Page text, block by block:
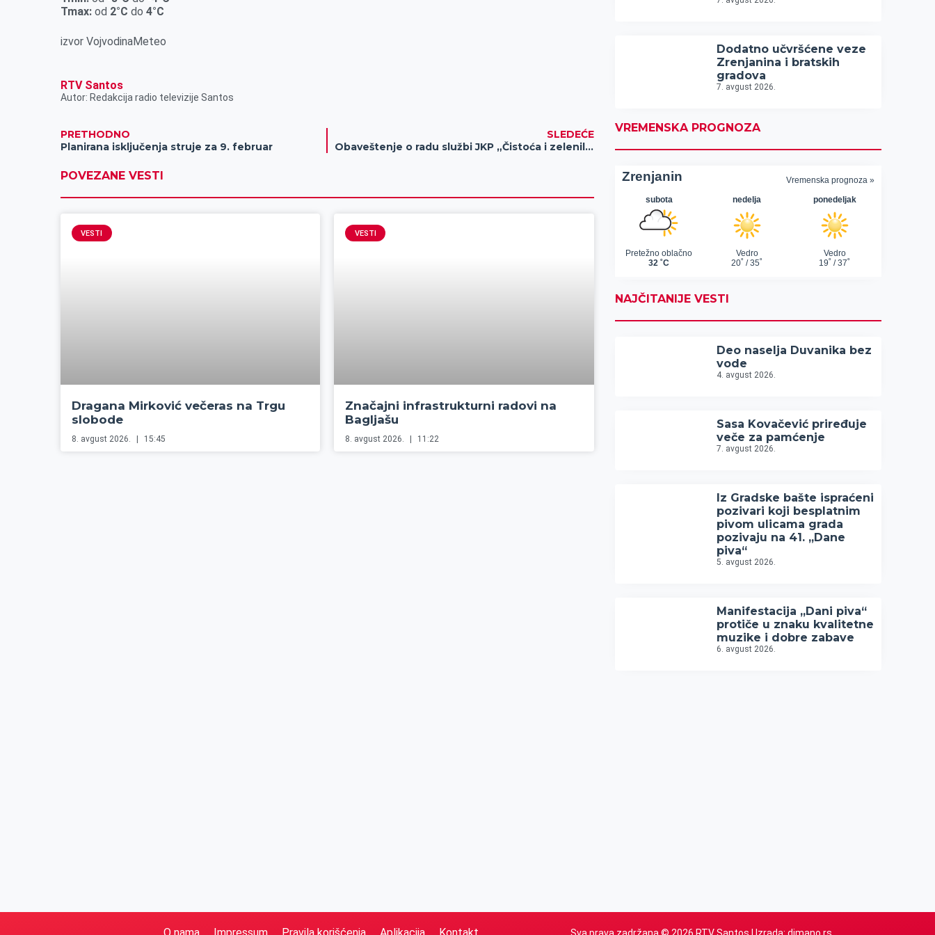
r
Tmax:od 2°C do4°C
izvor VojvodinaMeteo
RTV Santos
Autor: Redakcija radio televizije Santos
PRETHODNO
Planirana isključenja struje za 9. februar
SLEDEĆE
Obaveštenje o radu službi JKP „Čistoća i zelenilo“ Zrenjanin za vreme praznika
POVEZANE VESTI
VESTI
Dragana Mirković večeras na Trgu
slobode
8. avgust 2026. 15:45
VESTI
Značajni infrastrukturni radovi na
Bagljašu
8. avgust 2026. 11:22
Dodatno učvršćene veze
Zrenjanina i bratskih
gradova
7. avgust 2026.
VREMENSKA PROGNOZA
NAJČITANIJE VESTI
Deo naselja Duvanika bez
vode
4. avgust 2026.
Sasa Kovačević priređuje
veče za pamćenje
7. avgust 2026.
Iz Gradske bašte ispraćeni
pozivari koji besplatnim
pivom ulicama grada
pozivaju na 41. „Dane
piva“
5. avgust 2026.
Manifestacija „Dani piva“
protiče u znaku kvalitetne
muzike i dobre zabave
6. avgust 2026.